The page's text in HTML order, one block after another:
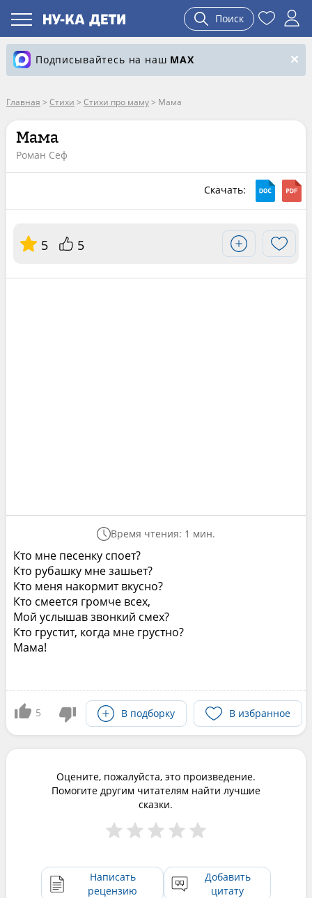
Поиск
Подписывайтесь на наш MAX
Главная > Стихи > Стихи про маму> Мама
Мама
Роман Сеф
Скачать:
5 5
Время чтения: 1 мин.
Кто мне песенку споет?
Кто рубашку мне зашьет?
Кто меня накормит вкусно?
Кто смеется громче всех,
Мой услышав звонкий смех?
Кто грустит, когда мне грустно?
Мама!
5 В подборку В избранное
Оцените, пожалуйста, это произведение.
Помогите другим читателям найти лучшие
сказки.
Написать
рецензию
Добавить
цитату